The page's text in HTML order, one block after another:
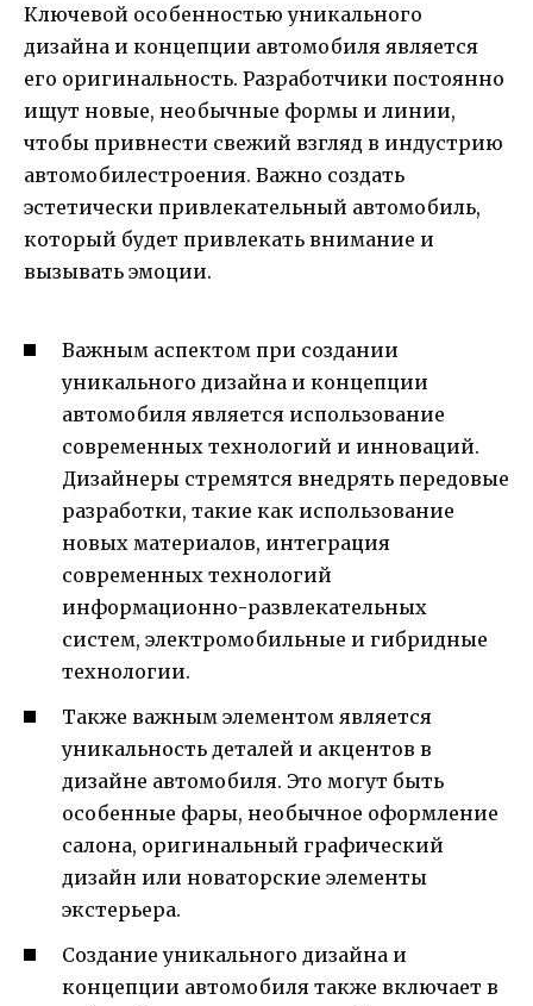
Ключевой особенностью уникального
дизайна и концепции автомобиля является
его оригинальность. Разработчики постоянно
ищут новые, необычные формы и линии,
чтобы привнести свежий взгляд в индустрию
автомобилестроения. Важно создать
эстетически привлекательный автомобиль,
который будет привлекать внимание и
вызывать эмоции.
Важным аспектом при создании
уникального дизайна и концепции
автомобиля является использование
современных технологий и инноваций.
Дизайнеры стремятся внедрять передовые
разработки, такие как использование
новых материалов, интеграция
современных технологий
информационно-развлекательных
систем, электромобильные и гибридные
технологии.
Также важным элементом является
уникальность деталей и акцентов в
дизайне автомобиля. Это могут быть
особенные фары, необычное оформление
салона, оригинальный графический
дизайн или новаторские элементы
экстерьера.
Создание уникального дизайна и
концепции автомобиля также включает в